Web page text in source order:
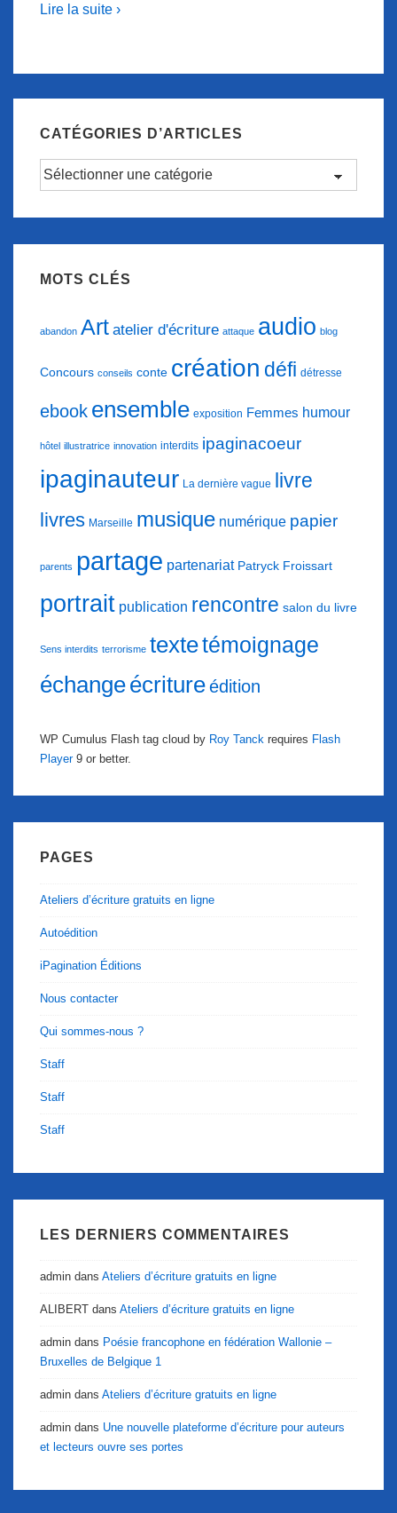
Lire la suite ›
CATÉGORIES D’ARTICLES
Catégories
d’articles
MOTS CLÉS
abandon Art atelier d'écriture attaque audio blog
Concours conseils conte création défi détresse
ebook ensemble exposition Femmes humour
hôtel illustratrice innovation interdits ipaginacoeur
ipaginauteur La dernière vague livre
livres Marseille musique numérique papier
parents partage partenariat Patryck Froissart
portrait publication rencontre salon du livre
Sens interdits terrorisme textetémoignage
échangeécritureédition
WP Cumulus Flash tag cloud by Roy Tanck requires Flash
Player9 or better.
PAGES
Ateliers d’écriture gratuits en ligne
Autoédition
iPagination Éditions
Nous contacter
Qui sommes-nous ?
Staff
Staff
Staff
LES DERNIERS COMMENTAIRES
admin dans Ateliers d’écriture gratuits en ligne
ALIBERT dans Ateliers d’écriture gratuits en ligne
admin dans Poésie francophone en fédération Wallonie –
Bruxelles de Belgique 1
admin dans Ateliers d’écriture gratuits en ligne
admin dans Une nouvelle plateforme d’écriture pour auteurs
et lecteurs ouvre ses portes